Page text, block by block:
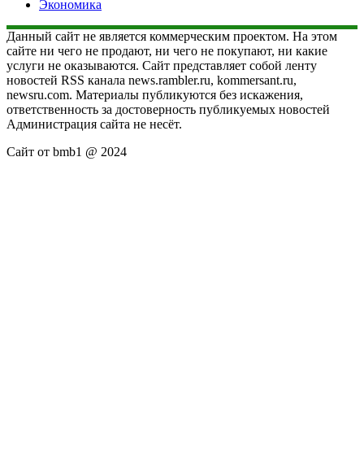
Экономика
Данный сайт не является коммерческим проектом. На этом
сайте ни чего не продают, ни чего не покупают, ни какие
услуги не оказываются. Сайт представляет собой ленту
новостей RSS канала news.rambler.ru, kommersant.ru,
newsru.com. Материалы публикуются без искажения,
ответственность за достоверность публикуемых новостей
Администрация сайта не несёт.
Сайт от bmb1 @ 2024